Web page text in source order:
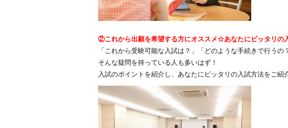
②これから出願を希望する方にオススメ☆あなたにピッタリの
「これから受験可能な入試は？」「どのような手続きで行うの
そんな疑問を持っている人も多いはず！
入試のポイントを紹介し、あなたにピッタリの入試方法をご紹